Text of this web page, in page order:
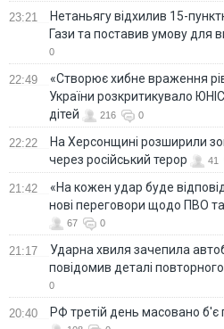
23:21
Нетаньягу відхилив 15-
Гази та поставив умову для
0
22:49
«Створює хибне враження
України розкритикувало
дітей
216 0
22:22
На Херсонщині розширили
через російський терор
41
21:42
«На кожен удар буде
нові переговори щодо ПВО
67 0
21:17
Ударна хвиля зачепила
повідомив деталі
0
20:40 РФ третій день масовано б'є